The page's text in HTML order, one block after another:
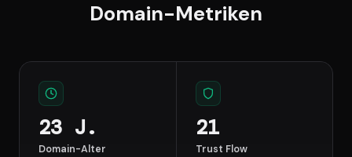
Domain-Metriken
23 J.
Domain-Alter
21
Trust Flow